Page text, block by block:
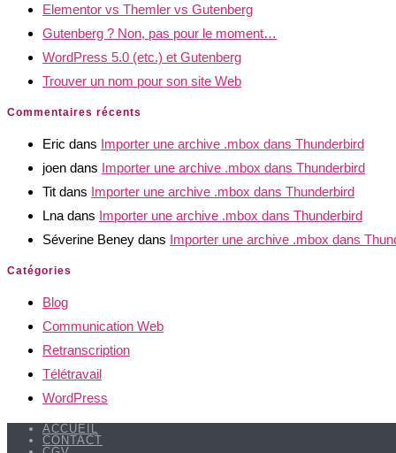
Elementor vs Themler vs Gutenberg
Gutenberg ? Non, pas pour le moment…
WordPress 5.0 (etc.) et Gutenberg
Trouver un nom pour son site Web
Commentaires récents
Eric dans Importer une archive .mbox dans Thunderbird
joen dans Importer une archive .mbox dans Thunderbird
Tit dans Importer une archive .mbox dans Thunderbird
Lna dans Importer une archive .mbox dans Thunderbird
Séverine Beney dans Importer une archive .mbox dans
Catégories
Blog
Communication Web
Retranscription
Télétravail
WordPress
ACCUEIL
CONTACT